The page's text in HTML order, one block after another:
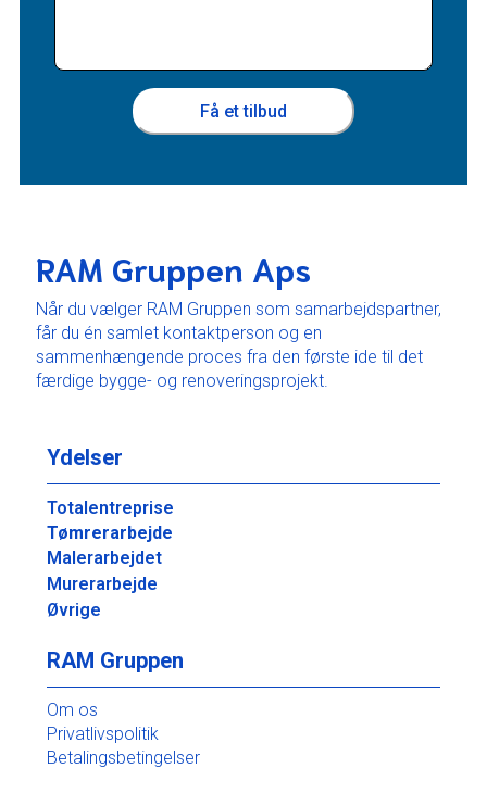
Få et tilbud
RAM Gruppen Aps
Når du vælger RAM Gruppen som samarbejdspartner,
får du én samlet kontaktperson og en
sammenhængende proces fra den første ide til det
færdige bygge- og renoveringsprojekt.
Ydelser
Totalentreprise
Tømrerarbejde
Malerarbejdet
Murerarbejde
Øvrige
RAM Gruppen
Om os
Privatlivspolitik
Betalingsbetingelser